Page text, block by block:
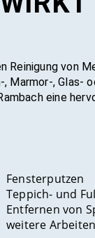
von
Marmor-,
eine
Fensterputzen
Teppich- und
Entfernen von
weitere